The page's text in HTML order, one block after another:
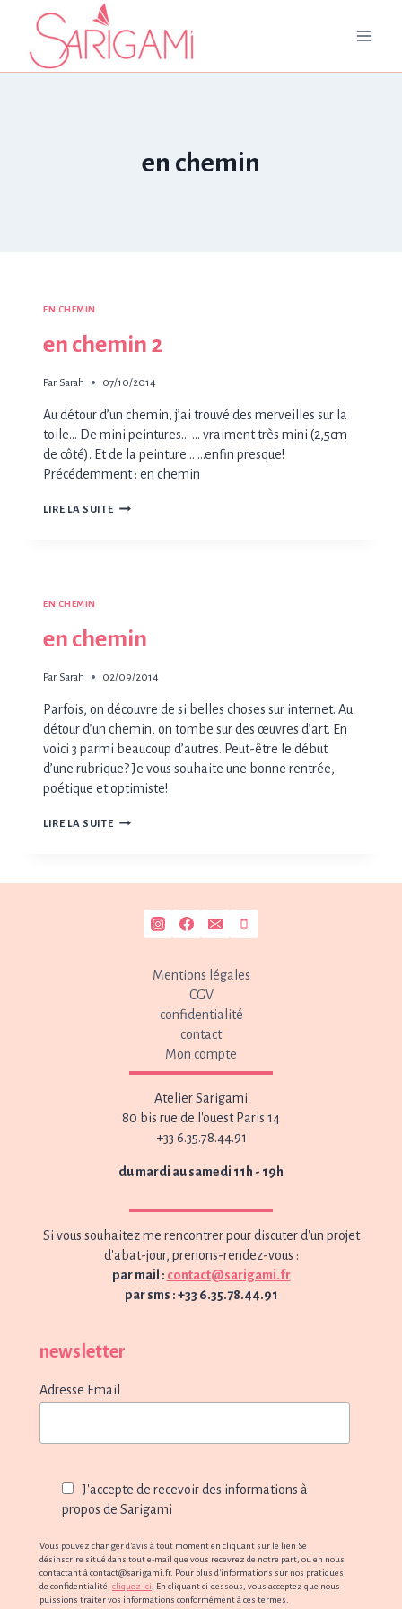
contenu
en chemin
EN CHEMIN
en chemin 2
Par Sarah 07/10/2014
Au détour d’un chemin, j’ai trouvé des merveilles sur la
toile… De mini peintures… … vraiment très mini (2,5cm
de côté). Et de la peinture… …enfin presque!
Précédemment : en chemin
LIRE LA SUITEEN
EN CHEMIN
en chemin
Par Sarah 02/09/2014
Parfois, on découvre de si belles choses sur internet. Au
détour d’un chemin, on tombe sur des œuvres d’art. En
voici 3 parmi beaucoup d’autres. Peut-être le début
d’une rubrique? Je vous souhaite une bonne rentrée,
poétique et optimiste!
LIRE LA SUITEEN
Mentions légales
CGV
confidentialité
contact
Mon compte
Atelier Sarigami
80 bis rue de l'ouest Paris 14
+33 6.35.78.44.91
du mardi au samedi 11h - 19h
Si vous souhaitez me rencontrer pour discuter d'un projet
d'abat-jour, prenons-rendez-vous :
par mail : contact@sarigami.fr
par sms : +33 6.35.78.44.91
newsletter
Adresse Email
J'accepte de recevoir des informations à
propos de Sarigami
Vous pouvez changer d'avis à tout moment en cliquant sur le lien Se
désinscrire situé dans tout e-mail que vous recevrez de notre part, ou en nous
contactant à contact@sarigami.fr. Pour plus d'informations sur nos pratiques
de confidentialité, cliquez ici . En cliquant ci-dessous, vous acceptez que nous
puissions traiter vos informations conformément à ces termes.